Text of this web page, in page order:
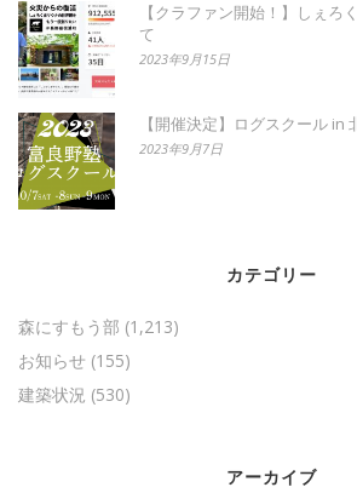
【クラファン開始！】しぇろ
て
2023年9月15日
【開催決定】ログスクール in
2023年9月7日
カテゴリー
森にすもう部 (1,213)
お知らせ (155)
建築状況 (530)
アーカイブ